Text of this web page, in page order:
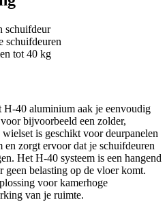
schuifdeur
schuifdeuren
tot 40 kg
40 aluminium aak je eenvoudig
bijvoorbeeld een zolder,
is geschikt voor deurpanelen
zorgt ervoor dat je schuifdeuren
Het H-40 systeem is een hangend
geen belasting op de vloer komt.
voor kamerhoge
van je ruimte.